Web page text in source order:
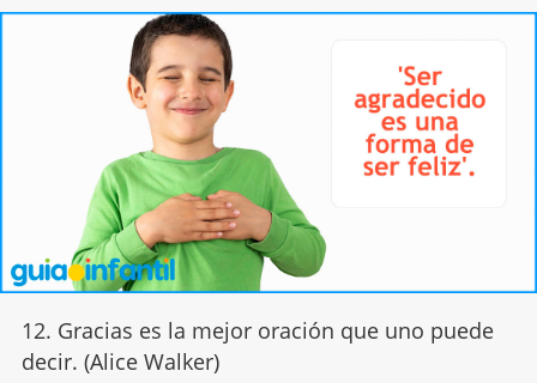
12. Gracias es la mejor oración que uno puede
decir. (Alice Walker)